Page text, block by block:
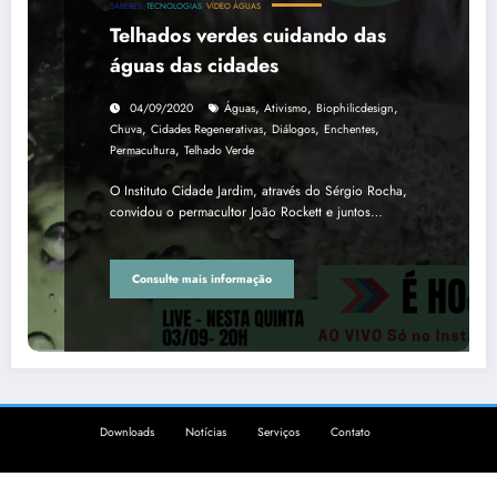
SABERES TECNOLOGIAS VÍDEO ÁGUAS
Telhados verdes cuidando das
águas das cidades
04/09/2020 Águas, Ativismo, Biophilicdesign,
Chuva, Cidades Regenerativas, Diálogos, Enchentes,
Permacultura, Telhado Verde
O Instituto Cidade Jardim, através do Sérgio Rocha,
convidou o permacultor João Rockett e juntos…
Consulte mais informação
Downloads Notícias Serviços Contato